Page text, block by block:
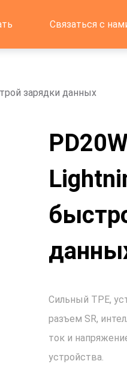
Связаться с
зарядки данных
Сильный TPE,
разъем SR,
ток и
устройства.